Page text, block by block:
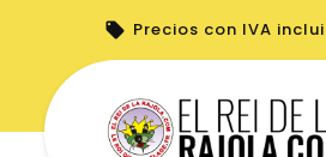
Precios con IVA
No puede